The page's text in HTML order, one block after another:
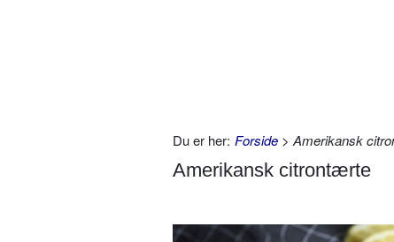
Du er her: Forside > Amerikansk
Amerikansk citrontærte